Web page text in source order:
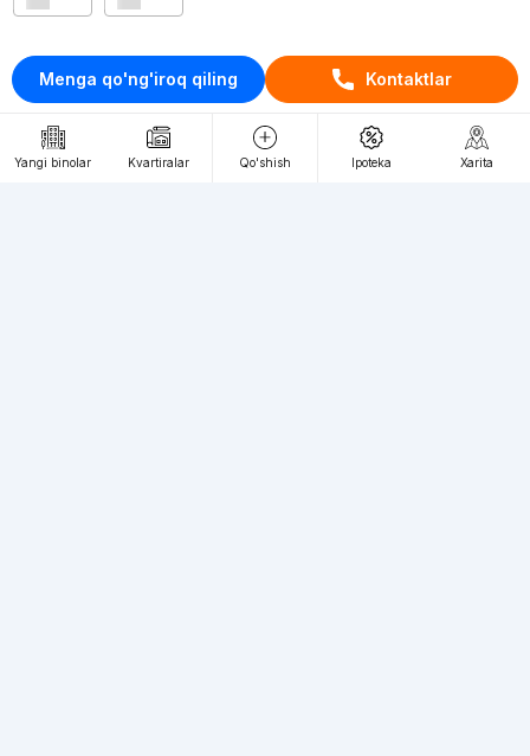
Menga qo'ng'iroq qiling Kontaktlar
Yangi binolar Kvartiralar Qo'shish Ipoteka Xarita
Kontaktlar
loyiha haqida
Webnow © loyihasi